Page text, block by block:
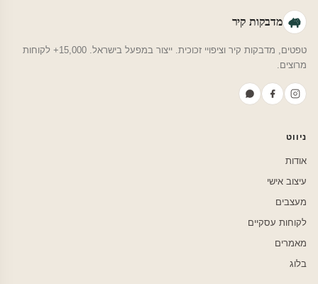
מדבקות קיר
טפטים, מדבקות קיר וציפויי זכוכית. ייצור במפעל בישראל. 15,000+ לקוחות
מרוצים.
ניווט
אודות
עיצוב אישי
מעצבים
לקוחות עסקיים
מאמרים
בלוג